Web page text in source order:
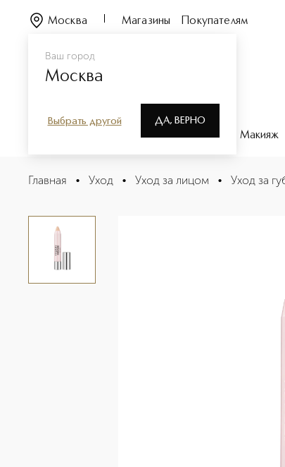
Ваш город
Москва
Выбрать другой ДА, ВЕРНО
Москва Магазины Покупателям
Парфюмерия Макияж
Baume De Rose Бальзам для губ в стике
Описание
Главная • Уход • Уход за лицом • Уход за